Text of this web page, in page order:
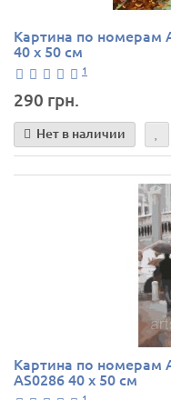
Картина по номерам
40 х 50 см
1
290 грн.
Нет в наличии
Картина по
AS0286 40 х 50 см